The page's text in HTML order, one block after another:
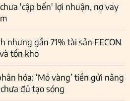
'cập bến' lợi nhuận, nợ vay
nhưng gần 71% tài sản FECON
tồn kho
hóa: ‘Mỏ vàng’ tiền gửi nâng
đủ tạo sóng